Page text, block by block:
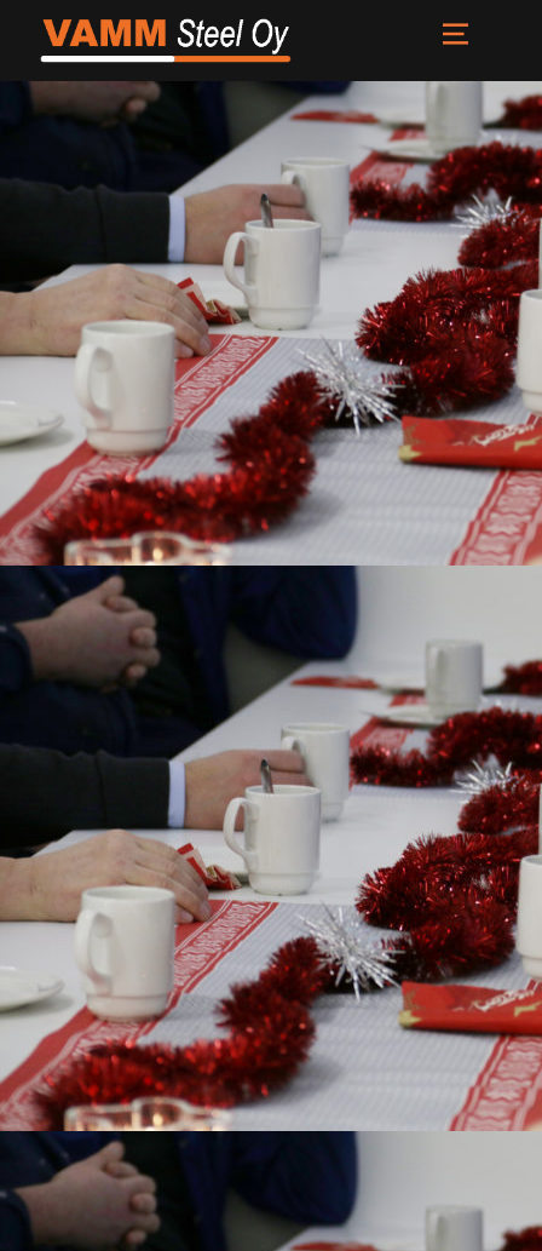
Etusivu
Uutiset
Yhteystiedot
SV